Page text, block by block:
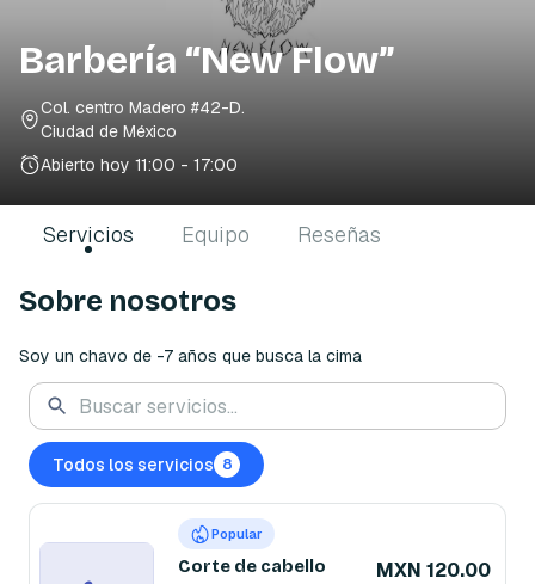
Barbería “New Flow”
Col. centro Madero #42-D.
Ciudad de México
Abierto hoy 11:00 - 17:00
Servicios Equipo Reseñas
Sobre nosotros
Todos los servicios 8
Popular
Corte de cabello MXN 120.00